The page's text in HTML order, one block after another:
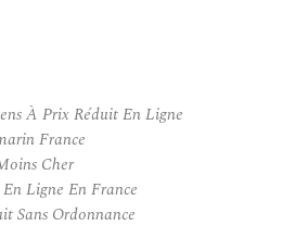
À Prix Réduit En Ligne
France
Cher
Ligne En France
Sans Ordonnance